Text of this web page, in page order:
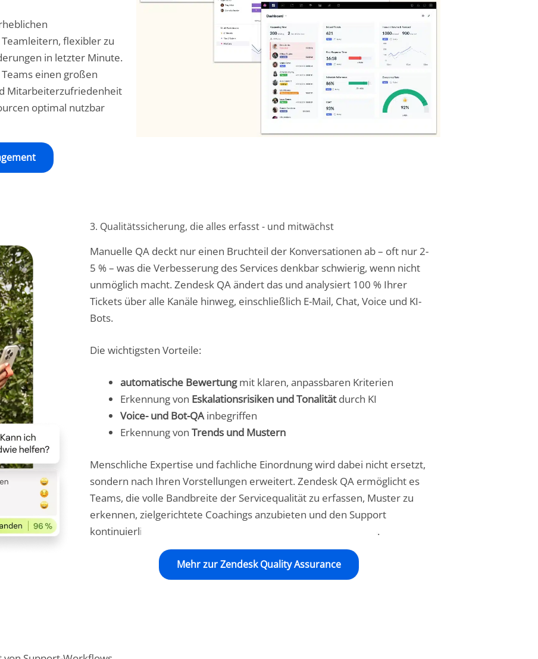
flexibler zu
in letzter Minute.
einen großen
Mitarbeiterzufriedenheit
optimal nutzbar
3. Qualitätssicherung, die alles erfasst - und mitwächst
Manuelle QA deckt nur einen Bruchteil der Konversationen ab – oft nur 2-
5 % – was die Verbesserung des Services denkbar schwierig, wenn nicht
unmöglich macht. Zendesk QA ändert das und analysiert 100 % Ihrer
Tickets über alle Kanäle hinweg, einschließlich E-Mail, Chat, Voice und KI-
Bots.
Die wichtigsten Vorteile:
automatische Bewertungmit klaren, anpassbaren Kriterien
Erkennung von Eskalationsrisiken und Tonalitätdurch KI
Voice- und Bot-QAinbegriffen
Erkennung von Trends und Mustern
Menschliche Expertise und fachliche Einordnung wird dabei nicht ersetzt,
sondern nach Ihren Vorstellungen erweitert. Zendesk QA ermöglicht es
Teams, die volle Bandbreite der Servicequalität zu erfassen, Muster zu
erkennen, zielgerichtete Coachings anzubieten und den Support
kontinuierlich zu verbessern – unabhängig vom Ticketvolumen.
Mehr zur Zendesk Quality Assurance